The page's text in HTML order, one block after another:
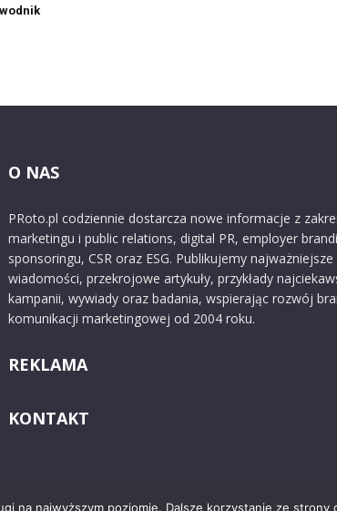
O NAS
PRoto.pl codziennie dostarcza nowe informacje z
marketingu i public relations, digital PR, employer
sponsoringu, CSR oraz ESG. Publikujemy najważniejsze
wiadomości, przekrojowe artykuły, przykłady
kampanii, wywiady oraz badania, wspierając rozwój
komunikacji marketingowej od 2004 roku.
REKLAMA
KONTAKT
na najwyższym poziomie. Dalsze korzystanie ze strony